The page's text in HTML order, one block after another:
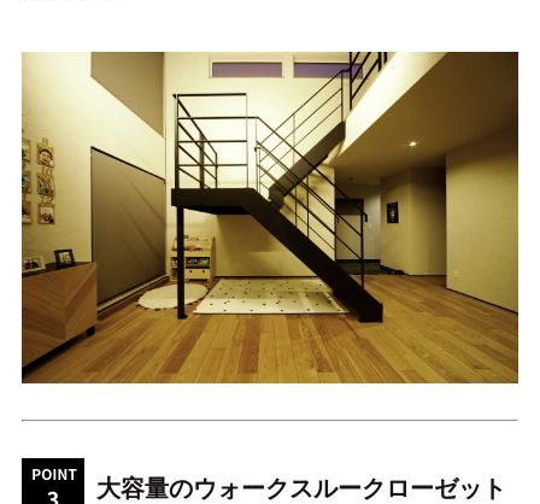
大容量のウォークスルークローゼット